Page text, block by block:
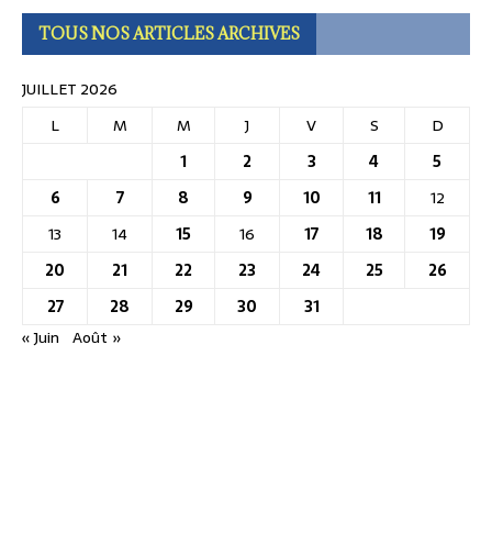
TOUS NOS ARTICLES ARCHIVES
JUILLET 2026
L
M M J V S
D
1
2 3 4
5
6
7 8 9 10 11
12
13
14 15 16 17 18
19
20
21 22 23 24 25
26
27
28 29 30
31
« Juin Août »